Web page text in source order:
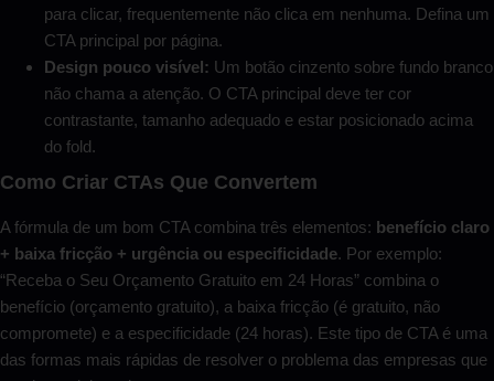
para clicar, frequentemente não clica em nenhuma. Defina um
CTA principal por página.
Design pouco visível: Um botão cinzento sobre fundo branco
não chama a atenção. O CTA principal deve ter cor
contrastante, tamanho adequado e estar posicionado acima
do fold.
Como Criar CTAs Que Convertem
A fórmula de um bom CTA combina três elementos: benefício claro
+ baixa fricção + urgência ou especificidade. Por exemplo:
“Receba o Seu Orçamento Gratuito em 24 Horas” combina o
benefício (orçamento gratuito), a baixa fricção (é gratuito, não
compromete) e a especificidade (24 horas). Este tipo de CTA é uma
das formas mais rápidas de resolver o problema das empresas que